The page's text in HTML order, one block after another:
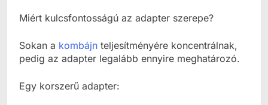
Miért kulcsfontosságú az adapter szerepe?
Sokan a kombájn teljesítményére koncentrálnak,
pedig az adapter legalább ennyire meghatározó.
Egy korszerű adapter: